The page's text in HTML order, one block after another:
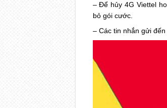
– Để hủy 4G Viettel
bỏ gói cước.
– Các tin nhắn gửi